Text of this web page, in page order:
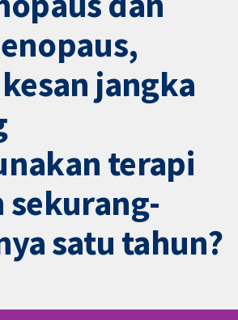
jangka
terapi
satu tahun?